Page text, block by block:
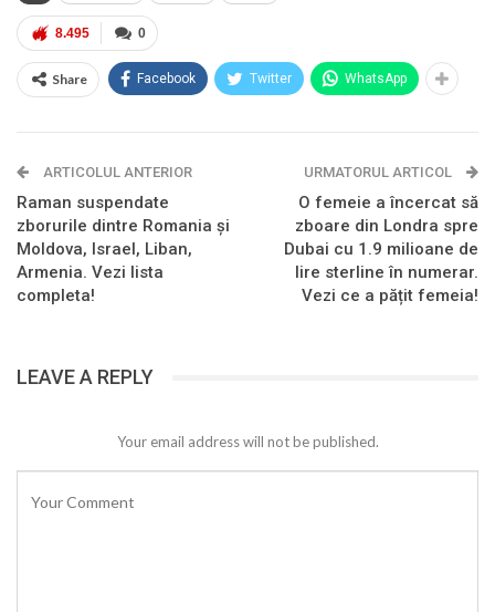
0
8.495
Share Facebook Twitter WhatsApp
ARTICOLUL ANTERIOR
Raman suspendate
zborurile dintre Romania și
Moldova, Israel, Liban,
Armenia. Vezi lista
completa!
URMATORUL ARTICOL
O femeie a încercat să
zboare din Londra spre
Dubai cu 1.9 milioane de
lire sterline în numerar.
Vezi ce a pățit femeia!
LEAVE A REPLY
Your email address will not be published.